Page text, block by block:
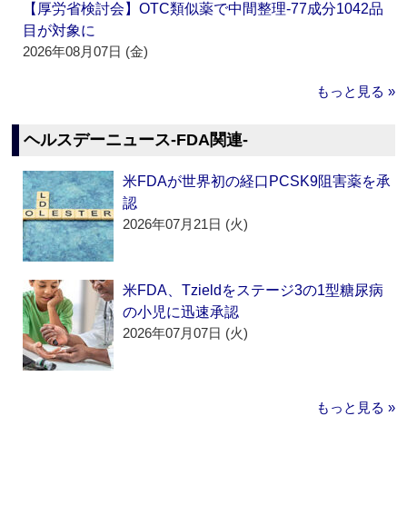
【厚労省検討会】OTC類似薬で中間整理‐77成分1042品
目が対象に
2026年08月07日 (金)
もっと見る »
ヘルスデーニュース‐FDA関連‐
米FDAが世界初の経口PCSK9阻害薬を承
認
2026年07月21日 (火)
米FDA、Tzieldをステージ3の1型糖尿病
の小児に迅速承認
2026年07月07日 (火)
もっと見る »